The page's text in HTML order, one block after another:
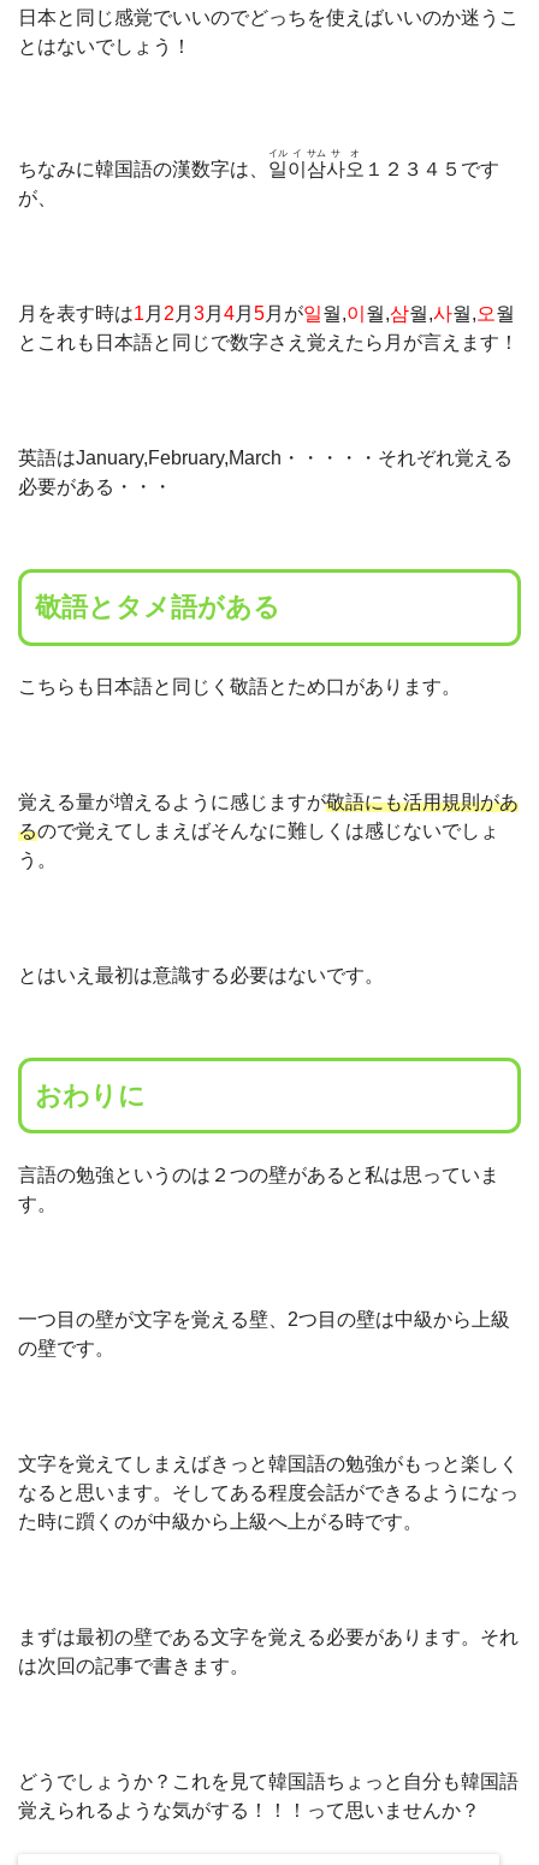
日本と同じ感覚でいいのでどっちを使えばいいのか迷うこ
とはないでしょう！
ちなみに韓国語の漢数字は、 일
イル
이
イ
삼
サム
사
サ
오
オ
１２３４５です
が、
月を表す時は1 月 2 月 3月 4月 5月が일월,이 월,삼월,사월,오월
とこれも日本語と同じで数字さえ覚えたら月が言えます！
英語はJanuary,February,March・・・・・それぞれ覚える
必要がある・・・
敬語とタメ語がある
こちらも日本語と同じく敬語とため口があります。
覚える量が増えるように感じますが敬語にも活用規則があ
るので覚えてしまえばそんなに難しくは感じないでしょ
う。
とはいえ最初は意識する必要はないです。
おわりに
言語の勉強というのは２つの壁があると私は思っていま
す。
一つ目の壁が文字を覚える壁、2つ目の壁は中級から上級
の壁です。
文字を覚えてしまえばきっと韓国語の勉強がもっと楽しく
なると思います。そしてある程度会話ができるようになっ
た時に躓くのが中級から上級へ上がる時です。
まずは最初の壁である文字を覚える必要があります。それ
は次回の記事で書きます。
どうでしょうか？これを見て韓国語ちょっと自分も韓国語
覚えられるような気がする！！！って思いませんか？